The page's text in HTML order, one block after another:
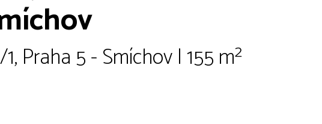
Praha 5 - Smíchov | 155 m²